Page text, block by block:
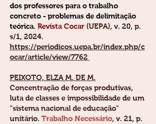
dos professores para o trabalho
concreto - problemas de delimitação
teórica. Revista Cocar (UEPA), v. 20, p.
s/1, 2024.
https://periodicos.uepa.br/index.php/c
ocar/article/view/7762
PEIXOTO, ELZA M. DE M.
Concentração de forças produtivas,
luta de classes e impossibilidade de um
"sistema nacional de educação"
unitário. Trabalho Necessário, v. 21, p.